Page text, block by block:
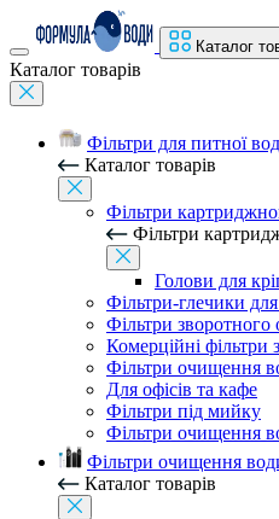
Каталог
Каталог товарів
Фільтри для питної
Каталог товарів
Фільтри
Фільтри
Голови для
Фільтри-глечики
Фільтри зворотного
Комерційні фільтри
Фільтри очищення
Для офісів та кафе
Фільтри під мийку
Фільтри очищення
Фільтри очищення
Каталог товарів